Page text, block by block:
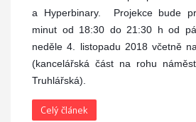
a Hyperbinary. Projekce bude
minut od 18:30 do 21:30 h od
neděle 4. listopadu 2018 včetně
(kancelářská část na rohu
Truhlářská).
Celý článek